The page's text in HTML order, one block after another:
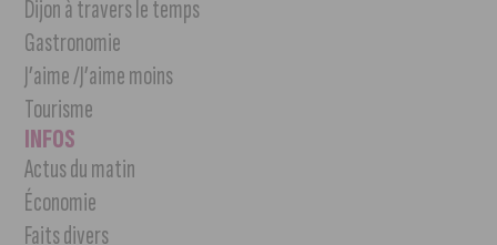
Dijon à travers le temps
Gastronomie
J’aime /J’aime moins
Tourisme
INFOS
Actus du matin
Économie
Faits divers